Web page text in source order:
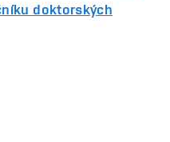
doktorských